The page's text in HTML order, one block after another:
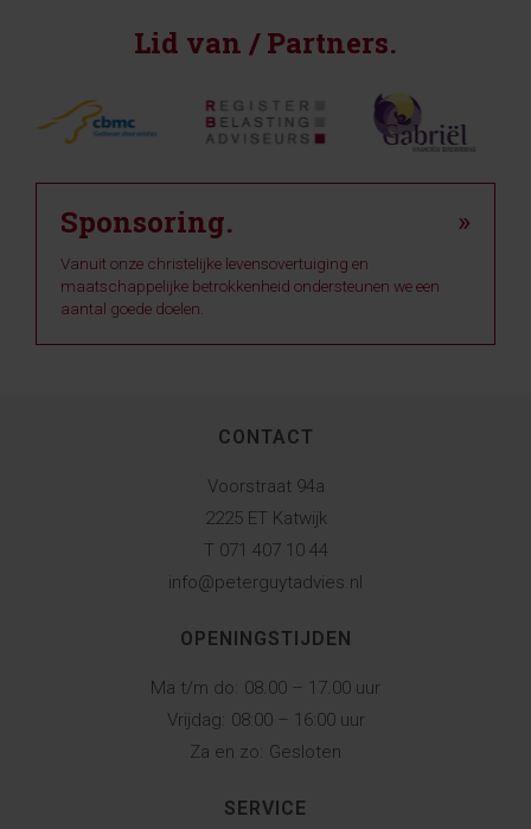
Lid van / Partners.
Sponsoring. »
Vanuit onze christelijke levensovertuiging en
maatschappelijke betrokkenheid ondersteunen we een
aantal goede doelen.
CONTACT
Voorstraat 94a
2225 ET Katwijk
T 071 407 10 44
info@peterguytadvies.nl
OPENINGSTIJDEN
Ma t/m do: 08.00 – 17.00 uur
Vrijdag: 08:00 – 16:00 uur
Za en zo: Gesloten
SERVICE